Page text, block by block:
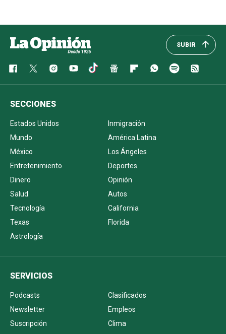
SUBIR
SECCIONES
Estados Unidos
Inmigración
Mundo
América Latina
México
Los Ángeles
Entretenimiento
Deportes
Dinero
Opinión
Salud
Autos
Tecnología
California
Texas
Florida
Astrología
SERVICIOS
Podcasts
Clasificados
Newsletter
Empleos
Suscripción
Clima